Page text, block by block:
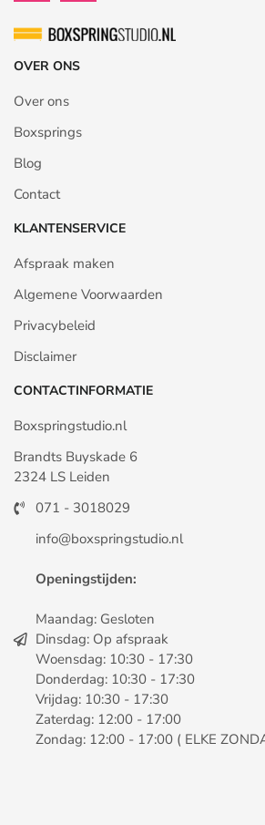
OVER ONS
Over ons
Boxsprings
Blog
Contact
KLANTENSERVICE
Afspraak maken
Algemene Voorwaarden
Privacybeleid
Disclaimer
CONTACTINFORMATIE
Boxspringstudio.nl
Brandts Buyskade 6
2324 LS Leiden
071 - 3018029
info@boxspringstudio.nl
Openingstijden:
Maandag: Gesloten
Dinsdag: Op afspraak
Woensdag: 10:30 - 17:30
Donderdag: 10:30 - 17:30
Vrijdag: 10:30 - 17:30
Zaterdag: 12:00 - 17:00
Zondag: 12:00 - 17:00 ( ELKE